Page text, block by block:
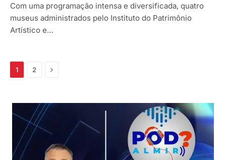
Com uma programação intensa e diversificada, quatro
museus administrados pelo Instituto do Patrimônio
Artístico e…
1 2 Próximo